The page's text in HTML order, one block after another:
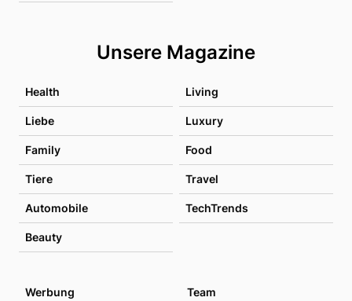
Unsere Magazine
Health Living
Liebe Luxury
Family Food
Tiere Travel
Automobile TechTrends
Beauty
Werbung Team